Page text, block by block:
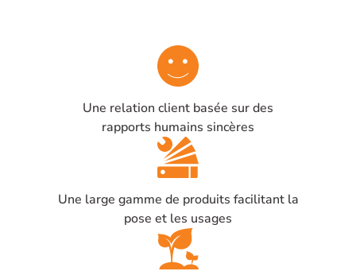
Une relation client basée sur des
rapports humains sincères
Une large gamme de produits facilitant la
pose et les usages